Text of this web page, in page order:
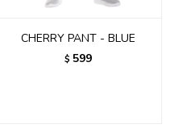
CHERRY PANT - BLUE
$ 599